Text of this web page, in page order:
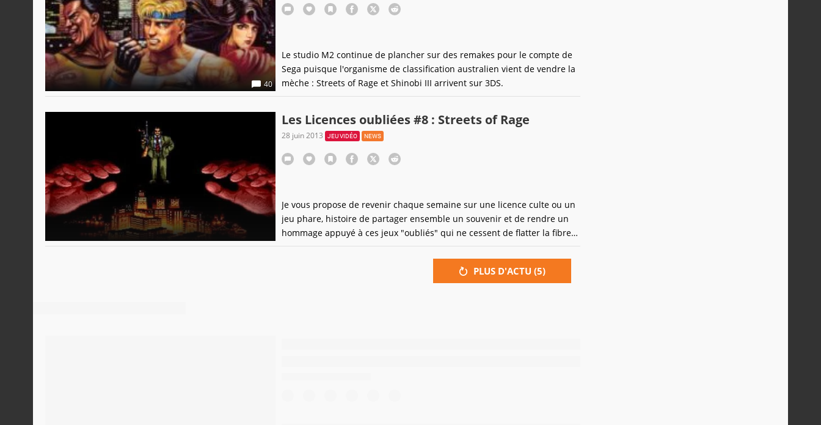
40
Le studio M2 continue de plancher sur des remakes pour le compte de
Sega puisque l'organisme de classification australien vient de vendre la
mèche : Streets of Rage et Shinobi III arrivent sur 3DS.
Les Licences oubliées #8 : Streets of Rage
28 juin 2013 JEU VIDÉO NEWS
Je vous propose de revenir chaque semaine sur une licence culte ou un
jeu phare, histoire de partager ensemble un souvenir et de rendre un
hommage appuyé à ces jeux "oubliés" qui ne cessent de flatter la fibre
nostalgiques des plus retro-gamers d'entre nous. Aujourd'hui : Streets
PLUS D'ACTU (5)